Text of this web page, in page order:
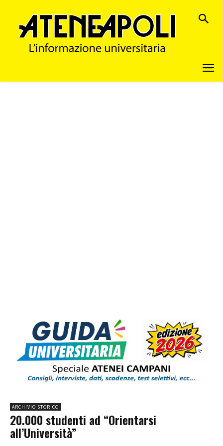
ARCHIVIO STORICO
20.000 studenti ad “Orientarsi
all’Università”